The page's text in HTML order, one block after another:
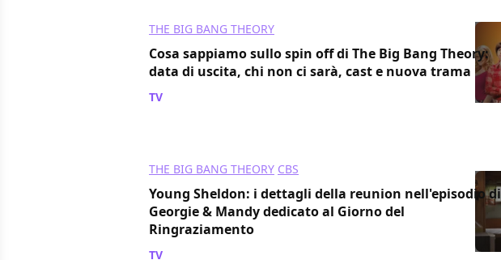
THE BIG BANG THEORY
Cosa sappiamo sullo spin off di The Big Bang Theory:
data di uscita, chi non ci sarà, cast e nuova trama
TV
THE BIG BANG THEORY CBS
Young Sheldon: i dettagli della reunion nell'episodio di
Georgie & Mandy dedicato al Giorno del
Ringraziamento
TV